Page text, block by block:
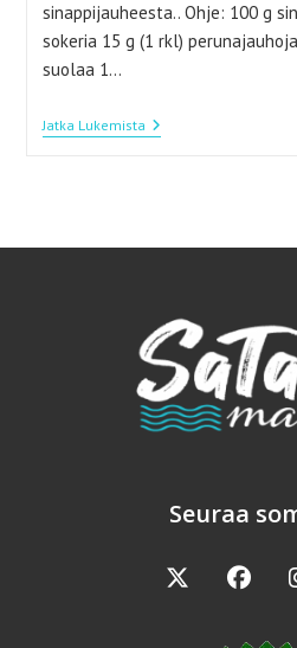
sinappijauheesta.. Ohje: 100 g
sokeria 15 g (1 rkl)
suolaa 1…
Jatka LukemistaJoulusinappi
Seuraa